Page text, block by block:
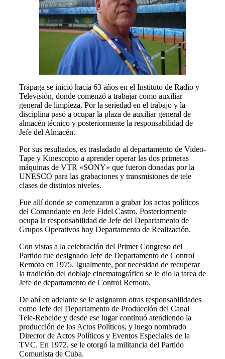
Trápaga se inició hacía 63 años en el Instituto de Radio y
Televisión, donde comenzó a trabajar como auxiliar
general de limpieza. Por la seriedad en el trabajo y la
disciplina pasó a ocupar la plaza de auxiliar general de
almacén técnico y posteriormente la responsabilidad de
Jefe del Almacén.
Por sus resultados, es trasladado al departamento de Video-
Tape y Kinescopio a aprender operar las dos primeras
máquinas de VTR «SONY» que fueron donadas por la
UNESCO para las grabaciones y transmisiones de tele
clases de distintos niveles.
Fue allí donde se comenzaron a grabar los actos políticos
del Comandante en Jefe Fidel Castro. Posteriormente
ocupa la responsabilidad de Jefe del Departamento de
Grupos Operativos hoy Departamento de Realización.
Con vistas a la celebración del Primer Congreso del
Partido fue designado Jefe de Departamento de Control
Remoto en 1975. Igualmente, por necesidad de recuperar
la tradición del doblaje cinematográfico se le dio la tarea de
Jefe de departamento de Control Remoto.
De ahí en adelante se le asignaron otras responsabilidades
como Jefe del Departamento de Producción del Canal
Tele-Rebelde y desde ese lugar continuó atendiendo la
producción de los Actos Políticos, y luego nombrado
Director de Actos Políticos y Eventos Especiales de la
TVC. En 1972, se le otorgó la militancia del Partido
Comunista de Cuba.